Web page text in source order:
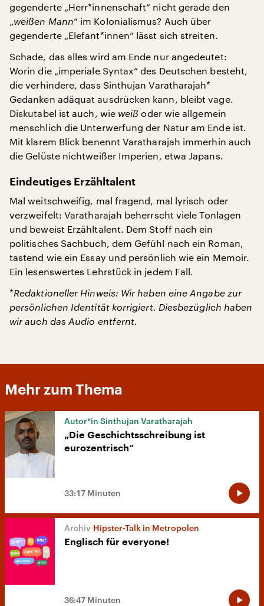
gegenderte „Herr*innenschaft“ nicht gerade den
„weißen Mann“ im Kolonialismus? Auch über
gegenderte „Elefant*innen“ lässt sich streiten.
Schade, das alles wird am Ende nur angedeutet:
Worin die „imperiale Syntax“ des Deutschen besteht,
die verhindere, dass Sinthujan Varatharajah*
Gedanken adäquat ausdrücken kann, bleibt vage.
Diskutabel ist auch, wie weiß oder wie allgemein
menschlich die Unterwerfung der Natur am Ende ist.
Mit klarem Blick benennt Varatharajah immerhin auch
die Gelüste nichtweißer Imperien, etwa Japans.
Eindeutiges Erzähltalent
Mal weitschweifig, mal fragend, mal lyrisch oder
verzweifelt: Varatharajah beherrscht viele Tonlagen
und beweist Erzähltalent. Dem Stoff nach ein
politisches Sachbuch, dem Gefühl nach ein Roman,
tastend wie ein Essay und persönlich wie ein Memoir.
Ein lesenswertes Lehrstück in jedem Fall.
*Redaktioneller Hinweis: Wir haben eine Angabe zur
persönlichen Identität korrigiert. Diesbezüglich haben
wir auch das Audio entfernt.
Mehr zum Thema
Autor*in Sinthujan Varatharajah
„Die Geschichtsschreibung ist
eurozentrisch“
33:17 Minuten
Hipster-Talk in Metropolen
Englisch für everyone!
36:47 Minuten